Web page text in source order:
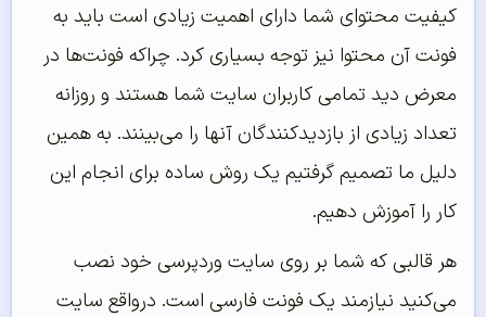
کیفیت محتوای شما دارای اهمیت زیادی است باید به
فونت آن محتوا نیز توجه بسیاری کرد. چراکه فونت‌ها در
معرض دید تمامی کاربران سایت شما هستند و روزانه
تعداد زیادی از بازدیدکنندگان آنها را می‌بینند. به همین
دلیل ما تصمیم گرفتیم یک روش ساده برای انجام این
کار را آموزش دهیم.
هر قالبی که شما بر روی سایت وردپرسی خود نصب
می‌کنید نیازمند یک فونت فارسی است. درواقع سایت